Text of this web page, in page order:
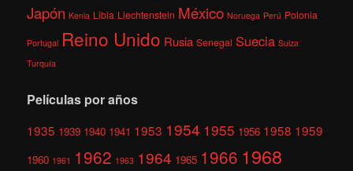
Japón Kenia Libia Liechtenstein México Noruega Perú Polonia
Portugal Reino Unido Rusia Senegal Suecia Suiza
Turquía
Películas por años
1935 1939 1940 1941 1953 1954 1955 1956 1958 1959
1960 1961 1962 1963 1964 1965 1966 1968